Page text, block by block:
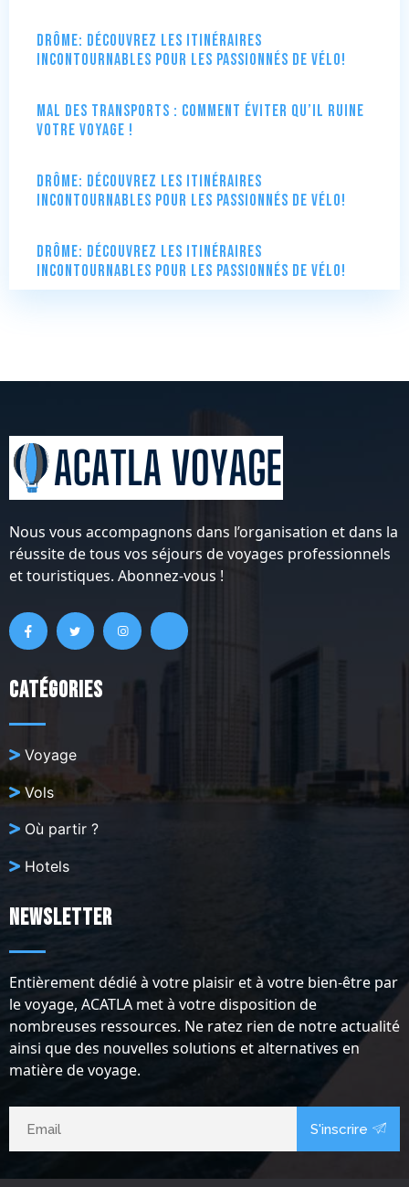
Drôme: Découvrez les itinéraires
incontournables pour les passionnés de vélo!
Mal des transports : comment éviter qu’il ruine
votre voyage !
Drôme: Découvrez les itinéraires
incontournables pour les passionnés de vélo!
Drôme: Découvrez les itinéraires
incontournables pour les passionnés de vélo!
Nous vous accompagnons dans l’organisation et dans la
réussite de tous vos séjours de voyages professionnels
et touristiques. Abonnez-vous !
Catégories
Voyage
Vols
Où partir ?
Hotels
Newsletter
Entièrement dédié à votre plaisir et à votre bien-être par
le voyage, ACATLA met à votre disposition de
nombreuses ressources. Ne ratez rien de notre actualité
ainsi que des nouvelles solutions et alternatives en
matière de voyage.
S'inscrire